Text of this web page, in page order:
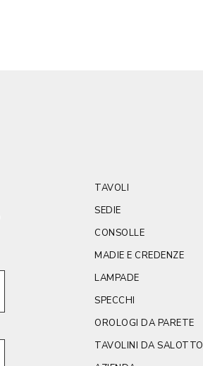
TAVOLI
SEDIE
CONSOLLE
MADIE E CREDENZE
LAMPADE
SPECCHI
OROLOGI DA PARETE
TAVOLINI DA SALOTTO